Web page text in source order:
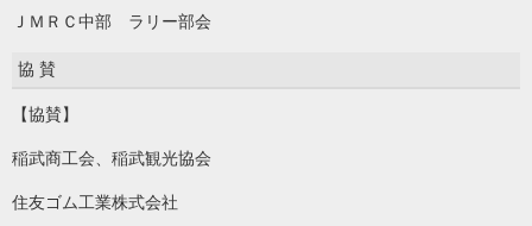
ＪＭＲＣ 中部 ラリー部会
協 賛
【協賛】
稲武商工会、稲武観光協会
住友ゴム工業株式会社